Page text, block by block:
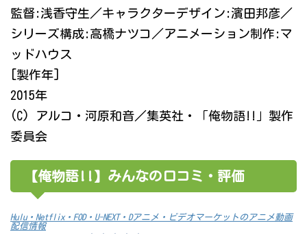
監督:浅香守生／キャラクターデザイン:濱田邦彦／
シリーズ構成:高橋ナツコ／アニメーション制作:マ
ッドハウス
[製作年]
2015年
(C) アルコ・河原和音／集英社・「俺物語!!」製作
委員会
【俺物語!!】みんなの口コミ・評価
Hulu・Netflix・FOD・U-NEXT・Dアニメ・ビデオマーケットのアニメ動画
配信情報